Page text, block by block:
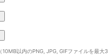
（10MB以内のPNG, JPG, GIFファイルを最大